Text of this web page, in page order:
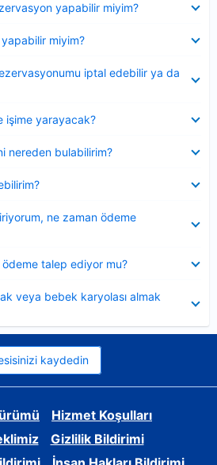
yapabilir miyim?
miyim?
iptal edebilir ya da
işime yarayacak?
nereden bulabilirim?
ne zaman ödeme
talep ediyor mu?
veya bebek karyolası almak
kaydedin
Hizmet Koşulları
Gizlilik Bildirimi